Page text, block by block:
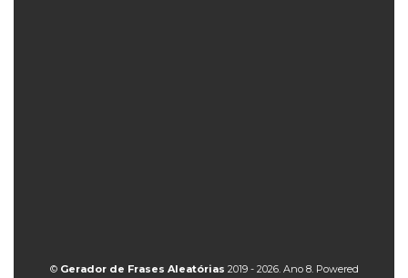
© Gerador de Frases Aleatórias 2019 - 2026. Ano 8. Powered